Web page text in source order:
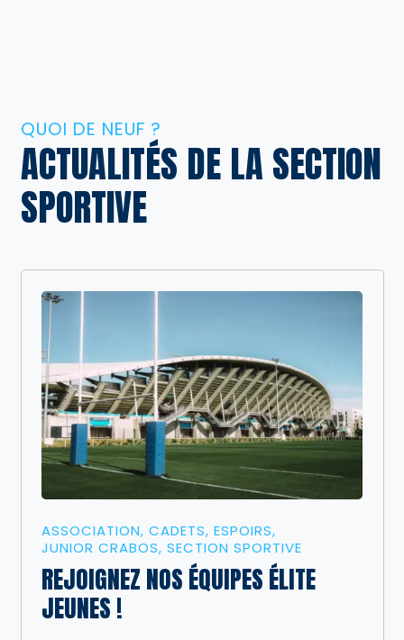
QUOI DE NEUF ?
ACTUALITÉS DE LA SECTION
SPORTIVE
ASSOCIATION CADETS ESPOIRS
JUNIOR CRABOS SECTION SPORTIVE
REJOIGNEZ NOS ÉQUIPES ÉLITE
JEUNES !